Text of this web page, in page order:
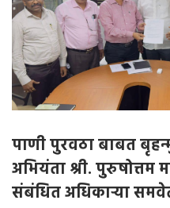
पाणी पुरवठा बाबत
अभियंता श्री. पुरुषोत्तम
संबंधित अधिकाऱ्या